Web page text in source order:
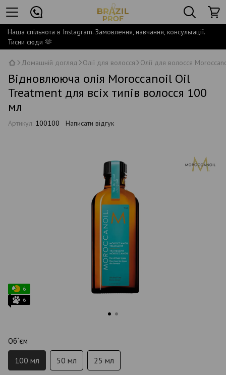
Наша спільнота в Instagram. Замовлення, навчання, консультації.
Тисни сюди 🫶
Домашній догляд Олії для волосся Олії для волосся
Відновлююча олія Moroccanoil Oil
Treatment для всіх типів волосся 100
мл
Артикул: 100100 Написати відгук
6
6
Об`єм
100 мл 50 мл 25 мл